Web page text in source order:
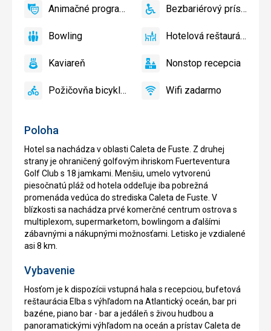
Poloha
Hotel sa nachádza v oblasti Caleta de Fuste. Z druhej
strany je ohraničený golfovým ihriskom Fuerteventura
Golf Club s 18 jamkami. Menšiu, umelo vytvorenú
piesočnatú pláž od hotela oddeľuje iba pobrežná
promenáda vedúca do strediska Caleta de Fuste. V
blízkosti sa nachádza prvé komerčné centrum ostrova s
multiplexom, supermarketom, bowlingom a ďalšími
zábavnými a nákupnými možnosťami. Letisko je vzdialené
asi 8 km.
Vybavenie
Hosťom je k dispozícii vstupná hala s recepciou, bufetová
reštaurácia Elba s výhľadom na Atlantický oceán, bar pri
bazéne, piano bar - bar a jedáleň s živou hudbou a
panoramatickými výhľadom na oceán a prístav Caleta de
hotela
Animačné
Animačné programy
áno
Bezbariérový
Bezbariérový prístup
áno
BowlingBowling
áno
Hotelová
Hotelová reštaurácia
áno
KaviareňKaviareň
áno
NonstopNonstop recepcia
áno
Požičovňa
Požičovňa bicyklov
áno
Wifi
Wifi zadarmo
áno